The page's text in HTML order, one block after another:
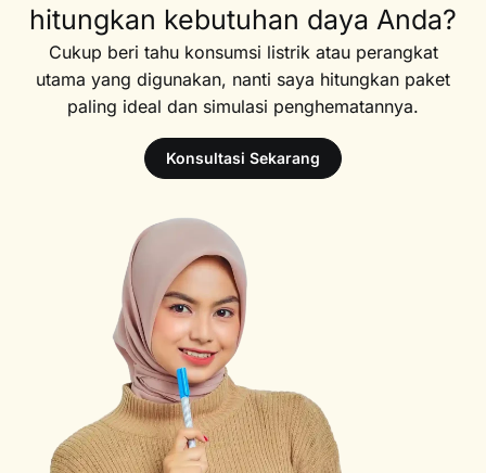
hitungkan kebutuhan daya Anda?
Cukup beri tahu konsumsi listrik atau perangkat
utama yang digunakan, nanti saya hitungkan paket
paling ideal dan simulasi penghematannya.
Konsultasi Sekarang